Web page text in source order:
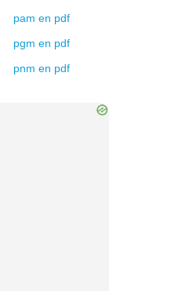
pam en pdf
pgm en pdf
pnm en pdf